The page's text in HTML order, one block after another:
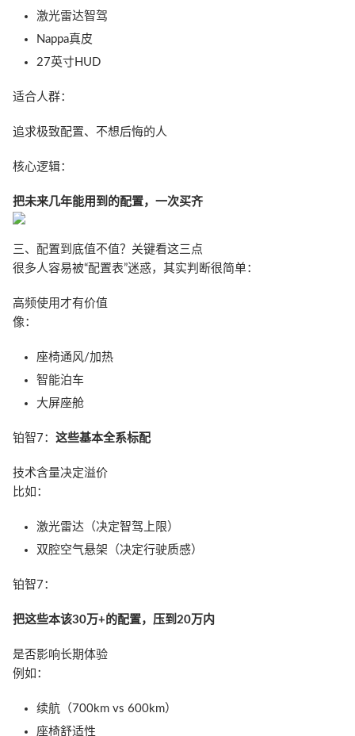
激光雷达智驾
Nappa真皮
27英寸HUD
适合人群：
追求极致配置、不想后悔的人
核心逻辑：
把未来几年能用到的配置，一次买齐
三、配置到底值不值？关键看这三点
很多人容易被“配置表”迷惑，其实判断很简单：
高频使用才有价值
像：
座椅通风/加热
智能泊车
大屏座舱
铂智7：这些基本全系标配
技术含量决定溢价
比如：
激光雷达（决定智驾上限）
双腔空气悬架（决定行驶质感）
铂智7：
把这些本该30万+的配置，压到20万内
是否影响长期体验
例如：
续航（700km vs 600km）
座椅舒适性